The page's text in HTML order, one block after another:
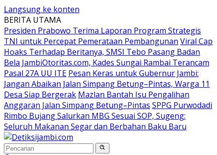
Langsung ke konten
BERITA UTAMA
Presiden Prabowo Terima Laporan Program Strategis
TNI untuk Percepat Pemerataan Pembangunan Viral Cap
Hoaks Terhadap Beritanya, SMSI Tebo Pasang Badan
Bela JambiOtoritas.com, Kades Sungai Rambai Terancam
Pasal 27A UU ITE Pesan Keras untuk Gubernur Jambi:
Jangan Abaikan Jalan Simpang Betung–Pintas, Warga 11
Desa Siap Bergerak Mazlan Bantah Isu Pengalihan
Anggaran Jalan Simpang Betung–Pintas SPPG Purwodadi
Rimbo Bujang Salurkan MBG Sesuai SOP, Sugeng:
Seluruh Makanan Segar dan Berbahan Baku Baru